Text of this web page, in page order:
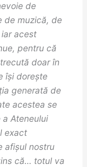
de
de muzică, de
acest
pentru că
doar în
îşi doreşte
generată de
acestea se
Ateneului
exact
afişul nostru
că… totul va